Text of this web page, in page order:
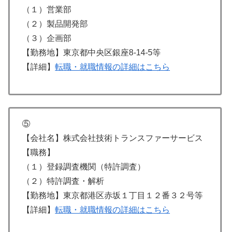
（１）営業部
（２）製品開発部
（３）企画部
【勤務地】東京都中央区銀座8-14-5等
【詳細】 転職・就職情報の詳細はこちら
⑤
【会社名】株式会社技術トランスファーサービス
【職務】
（１）登録調査機関（特許調査）
（２）特許調査・解析
【勤務地】東京都港区赤坂１丁目１２番３２号等
【詳細】 転職・就職情報の詳細はこちら